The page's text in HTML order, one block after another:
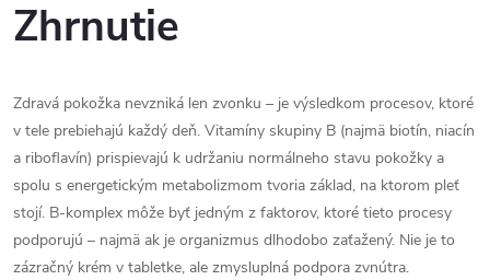
Zhrnutie
Zdravá pokožka nevzniká len zvonku – je výsledkom procesov, ktoré
v tele prebiehajú každý deň. Vitamíny skupiny B (najmä biotín, niacín
a riboflavín) prispievajú k udržaniu normálneho stavu pokožky a
spolu s energetickým metabolizmom tvoria základ, na ktorom pleť
stojí. B-komplex môže byť jedným z faktorov, ktoré tieto procesy
podporujú – najmä ak je organizmus dlhodobo zaťažený. Nie je to
zázračný krém v tabletke, ale zmysluplná podpora zvnútra.